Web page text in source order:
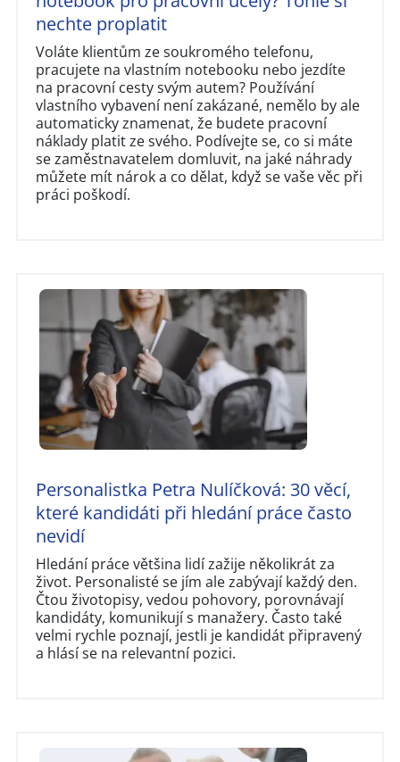
nechte proplatit
Voláte klientům ze soukromého telefonu,
pracujete na vlastním notebooku nebo jezdíte
na pracovní cesty svým autem? Používání
vlastního vybavení není zakázané, nemělo by ale
automaticky znamenat, že budete pracovní
náklady platit ze svého. Podívejte se, co si máte
se zaměstnavatelem domluvit, na jaké náhrady
můžete mít nárok a co dělat, když se vaše věc při
práci poškodí.
Personalistka Petra Nulíčková: 30 věcí,
které kandidáti při hledání práce často
nevidí
Hledání práce většina lidí zažije několikrát za
život. Personalisté se jím ale zabývají každý den.
Čtou životopisy, vedou pohovory, porovnávají
kandidáty, komunikují s manažery. Často také
velmi rychle poznají, jestli je kandidát připravený
a hlásí se na relevantní pozici.